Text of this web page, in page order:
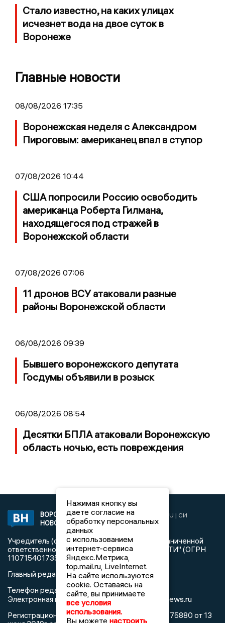
Стало известно, на каких улицах
исчезнет вода на двое суток в
Воронеже
Главные новости
08/08/2026 17:35
Воронежская неделя с Александром
Пироговым: американец впал в ступор
07/08/2026 10:44
США попросили Россию освободить
американца Роберта Гилмана,
находящегося под стражей в
Воронежской области
07/08/2026 07:06
11 дронов ВСУ атаковали разные
районы Воронежской области
06/08/2026 09:39
Бывшего воронежского депутата
Госдумы объявили в розыск
06/08/2026 08:54
Десятки БПЛА атаковали Воронежскую
область ночью, есть повреждения
ВОРОНЕЖСКИЕ
НОВОСТИ
2019 © VORONEZHNEWS.RU | СИ
«Воронежские новости»
Учредитель (соучредители): Общество с ограниченной
ответственностью "РЕГИОНАЛЬНЫЕ НОВОСТИ" (ОГРН
1107154017354)
Главный редактор: Пирогов А.А.
Телефон редакции: +7 (473) 262 77 92
Электронная почта редакции:info@voronezhnews.ru
Регистрационный номер: серия Эл № ФС 77 - 75880 от 13
Нажимая кнопку вы
даете согласие на
обработку персональных
данных
с использованием
интернет-сервиса
Яндекс.Метрика,
top.mail.ru, LiveInternet.
На сайте используются
cookie. Оставаясь на
сайте, вы принимаете
все условия
использования.
Вы можете настроить